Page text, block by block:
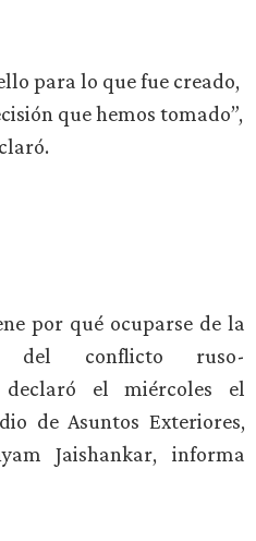
para lo que fue creado,
que hemos tomado”,
por qué ocuparse de la
del conflicto ruso-
declaró el miércoles el
de Asuntos Exteriores,
Jaishankar, informa